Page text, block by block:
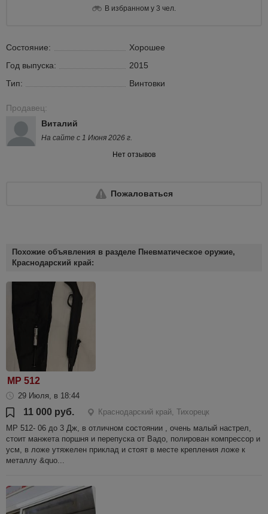
В избранном у 3 чел.
Состояние:
Хорошее
Год выпуска:
2015
Тип:
Винтовки
Продавец:
Виталий
На сайте с 1 Июня 2026 г.
Нет отзывов
Пожаловаться
Похожие объявления в разделе Пневматическое оружие,
Краснодарский край:
МР 512
29 Июля, в 18:44
11 000 руб.
Краснодарский край, Тихорецк
МР 512- 06 до 3 Дж, в отличном состоянии , очень малый настрел,
стоит манжета поршня и перепуска от Вадо, полирован компрессор и
усм, в ложе утяжелен приклад и стоят в месте крепления ложе к
металлу &quo...